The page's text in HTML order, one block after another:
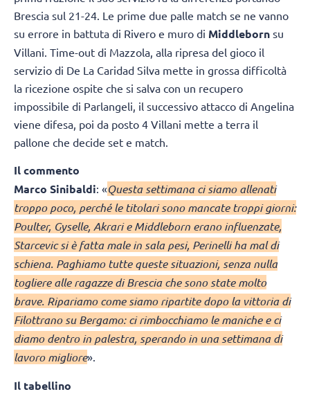
Brescia sul 21-24. Le prime due palle match se ne vanno
su errore in battuta di Rivero e muro di Middleborn su
Villani. Time-out di Mazzola, alla ripresa del gioco il
servizio di De La Caridad Silva mette in grossa difficoltà
la ricezione ospite che si salva con un recupero
impossibile di Parlangeli, il successivo attacco di Angelina
viene difesa, poi da posto 4 Villani mette a terra il
pallone che decide set e match.
Il commento
Marco Sinibaldi: «Questa settimana ci siamo allenati
troppo poco, perché le titolari sono mancate troppi giorni:
Poulter, Gyselle, Akrari e Middleborn erano influenzate,
Starcevic si è fatta male in sala pesi, Perinelli ha mal di
schiena. Paghiamo tutte queste situazioni, senza nulla
togliere alle ragazze di Brescia che sono state molto
brave. Ripariamo come siamo ripartite dopo la vittoria di
Filottrano su Bergamo: ci rimbocchiamo le maniche e ci
diamo dentro in palestra, sperando in una settimana di
lavoro migliore».
Il tabellino